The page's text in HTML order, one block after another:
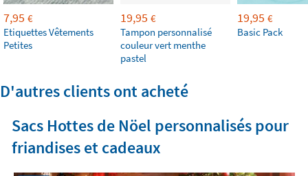
7,95 €
Etiquettes Vêtements
Petites
19,95 €
Tampon personnalisé
couleur vert menthe
pastel
19,95 €
Basic Pack
D'autres clients ont acheté
Sacs Hottes de Nöel personnalisés pour
friandises et cadeaux